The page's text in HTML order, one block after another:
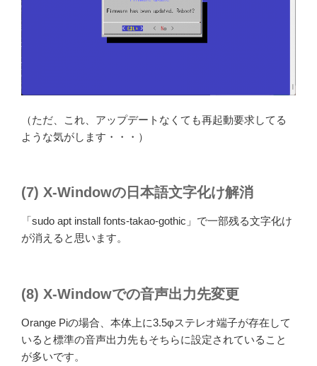
（ただ、これ、アップデートなくても再起動要求してる
ような気がします・・・）
(7) X-Windowの日本語文字化け解消
「sudo apt install fonts-takao-gothic」で一部残る文字化け
が消えると思います。
(8) X-Windowでの音声出力先変更
Orange Piの場合、本体上に3.5φステレオ端子が存在して
いると標準の音声出力先もそちらに設定されていること
が多いです。